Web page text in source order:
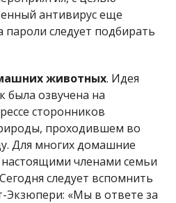
антивирус еще
следует подбирать
животных. Идея
была озвучена на
сторонников
проходившем во
Для многих домашние
членами семьи
следует вспомнить
Экзюпери: «Мы в ответе за